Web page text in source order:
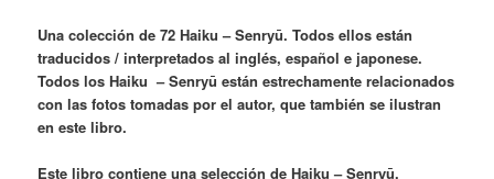
Una colección de 72 Haiku – Senryū. Todos ellos están
traducidos / interpretados al inglés, español e japonese.
Todos los Haiku – Senryū están estrechamente relacionados
con las fotos tomadas por el autor, que también se ilustran
en este libro.
Este libro contiene una selección de Haiku – Senryū,